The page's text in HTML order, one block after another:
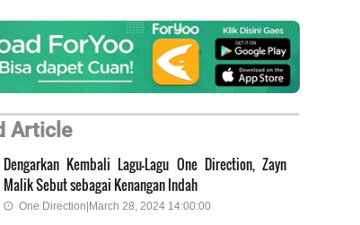
Article
Dengarkan Kembali Lagu-Lagu One Direction, Zayn
Malik Sebut sebagai Kenangan Indah
One Direction|March 28, 2024 14:00:00